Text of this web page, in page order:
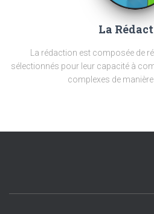
La
La rédaction est composée de
sélectionnés pour leur capacité à
complexes de manière